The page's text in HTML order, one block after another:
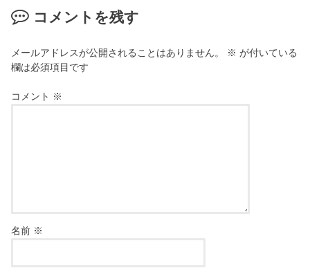
コメントを残す
メールアドレスが公開されることはありません。 ※ が付いている
欄は必須項目です
コメント ※
名前 ※